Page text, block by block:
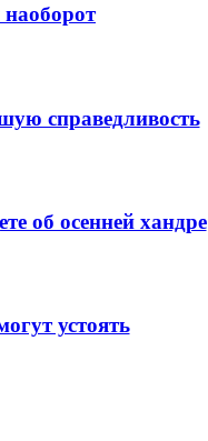
наоборот
справедливость
об осенней хандре
устоять